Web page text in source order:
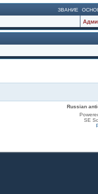
ЗВАНИЕ
Russian
SE